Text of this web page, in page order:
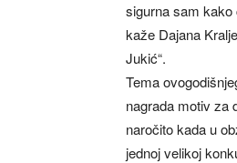
sigurna sam kako
kaže Dajana
Jukić“.
Tema
nagrada motiv za
naročito kada u
jednoj velikoj